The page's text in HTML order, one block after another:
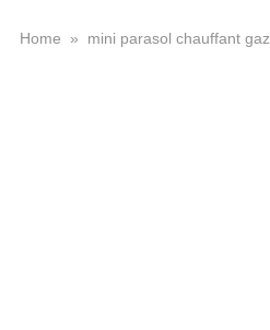
Home » mini parasol chauffant gaz